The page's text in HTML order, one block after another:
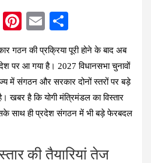
T
Pi
nt
er
es
t
E
m
ail
h
ar
e
गठन की प्रक्रिया पूरी होने के बाद अब
पर आ गया है। 2027 विधानसभा चुनावों
में संगठन और सरकार दोनों स्तरों पर बड़े
खबर है कि योगी मंत्रिमंडल का विस्तार
साथ ही प्रदेश संगठन में भी बड़े फेरबदल
की तैयारियां तेज